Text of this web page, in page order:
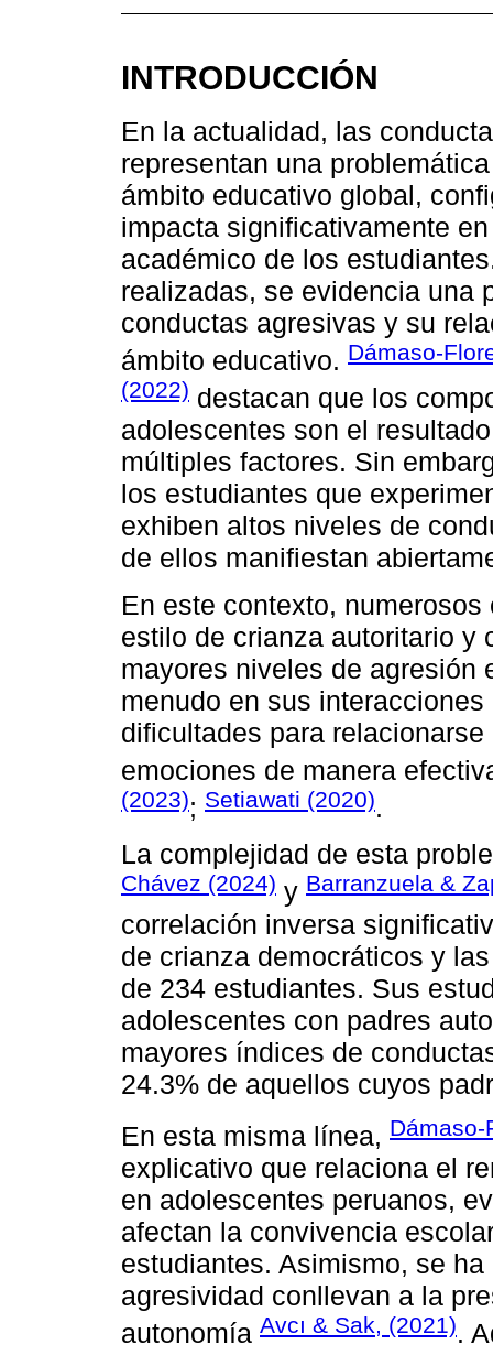
INTRODUCCIÓN
En la actualidad, las
representan una
ámbito educativo global,
impacta significativamente
académico de los
realizadas, se evidencia una
conductas agresivas y su
ámbito educativo. Dámaso-
(2022) destacan que los
adolescentes son el
múltiples factores. Sin
los estudiantes que
exhiben altos niveles de
de ellos manifiestan
En este contexto,
estilo de crianza autoritario y
mayores niveles de agresión
menudo en sus
dificultades para
emociones de manera
(2023); Setiawati (2020).
La complejidad de esta
Chávez (2024) y Barranzuela &
correlación inversa
de crianza democráticos y
de 234 estudiantes. Sus
adolescentes con padres
mayores índices de
24.3% de aquellos cuyos
En esta misma línea, Dámaso-
explicativo que relaciona el
en adolescentes peruanos,
afectan la convivencia
estudiantes. Asimismo, se
agresividad conllevan a la
autonomía Avcı & Sak, (2021).